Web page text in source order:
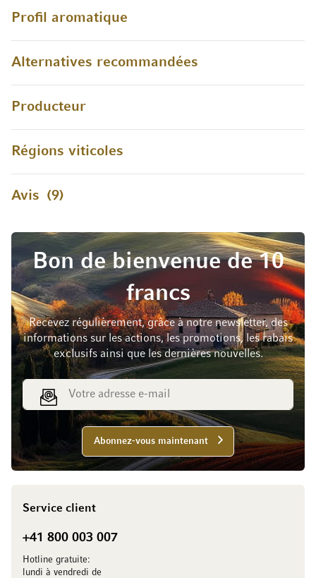
Profil aromatique
Alternatives recommandées
Producteur
Régions viticoles
Avis 9
Bon de bienvenue de 10
francs
Recevez régulièrement, grâce à notre newsletter, des
informations sur les actions, les promotions, les rabais
exclusifs ainsi que les dernières nouvelles.
Adresse e-mail
Abonnez-vous maintenant
Service client
+41 800 003 007
Hotline gratuite:
lundi à vendredi de